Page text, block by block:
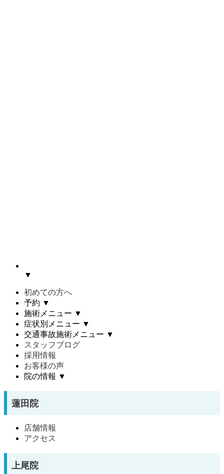
▼
初めての方へ
予約 ▼
施術メニュー ▼
症状別メニュー ▼
交通事故施術メニュー ▼
スタッフブログ
採用情報
お客様の声
院の情報 ▼
蓮田院
店舗情報
アクセス
上尾院